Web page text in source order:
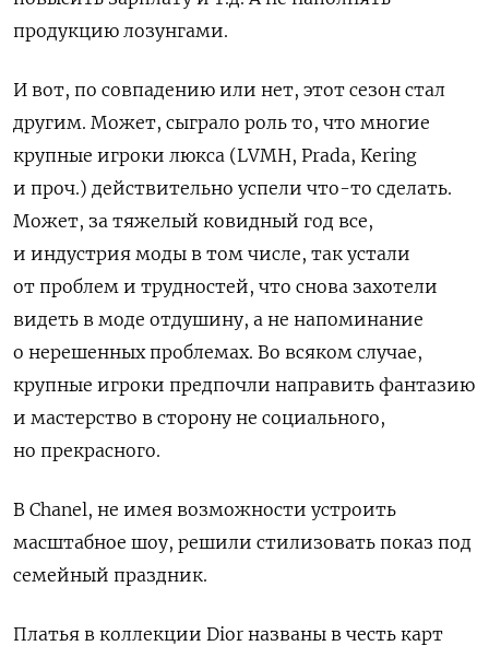
продукцию лозунгами.
И вот, по совпадению или нет, этот сезон стал
другим. Может, сыграло роль то, что многие
крупные игроки люкса (LVMH, Prada, Kering
и проч.) действительно успели что-то сделать.
Может, за тяжелый ковидный год все,
и индустрия моды в том числе, так устали
от проблем и трудностей, что снова захотели
видеть в моде отдушину, а не напоминание
о нерешенных проблемах. Во всяком случае,
крупные игроки предпочли направить фантазию
и мастерство в сторону не социального,
но прекрасного.
В Chanel, не имея возможности устроить
масштабное шоу, решили стилизовать показ под
семейный праздник.
Платья в коллекции Dior названы в честь карт